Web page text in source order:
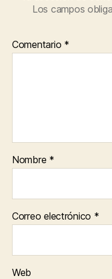
Los campos
Comentario *
Nombre *
Correo electrónico *
Web